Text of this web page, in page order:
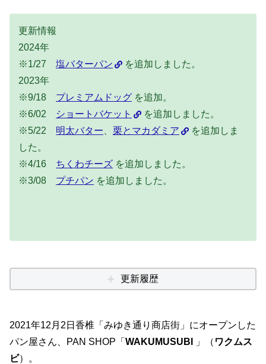
更新情報
2024年
※1/27 塩バターパン
を追加しました。
2023年
※9/18 プレミアムドッグ を追加。
※6/02
ショートバケット
を追加しました。
※5/22 明太バター 栗とマカダミア
を追加しま
した。
※4/16 ちくわチーズ を追加しました。
※3/08 プチパン を追加しました。
更新履歴
2021年12月2日香椎「みゆき通り商店街」にオープンした
パン屋さん、PAN SHOP「 WAKUMUSUBI 」（ ワクムス
ビ）。